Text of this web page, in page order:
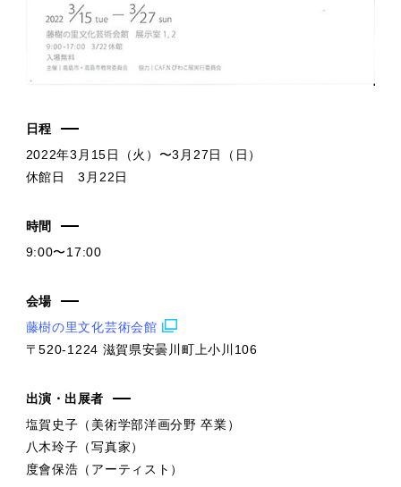
日程
2022年3月15日（火）〜3月27日（日）
休館日 3月22日
時間
9:00〜17:00
会場
藤樹の里文化芸術会館
〒520-1224 滋賀県安曇川町上小川106
出演・出展者
塩賀史子（美術学部洋画分野 卒業）
八木玲子（写真家）
度會保浩（アーティスト）